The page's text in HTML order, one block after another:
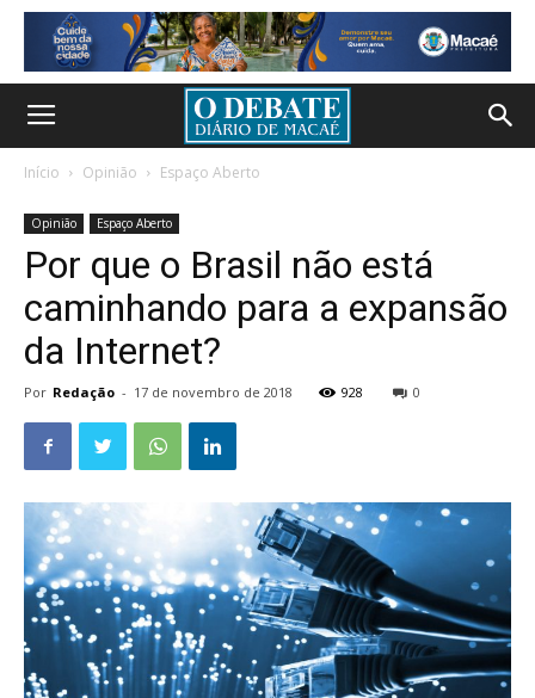
Início Opinião Espaço Aberto
Opinião Espaço Aberto
Por que o Brasil não está
caminhando para a expansão
da Internet?
Por Redação - 17 de novembro de 2018 928 0